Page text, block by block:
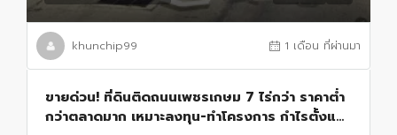
khunchip99 1 เดือน ที่ผ่านมา
ขายด่วน! ที่ดินติดถนนเพชรเกษม 7 ไร่กว่า ราคาต่ำ
กว่าตลาดมาก เหมาะลงทุน-ทำโครงการ กำไรตั้งแต่